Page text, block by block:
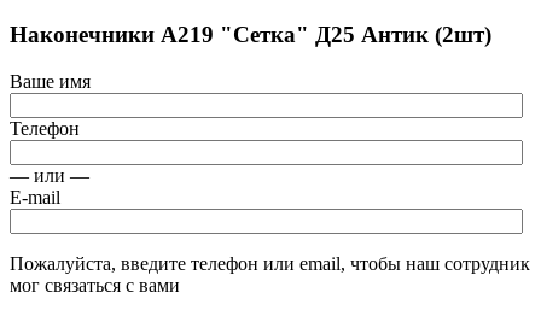
Наконечники А219 "Сетка" Д25 Антик (2шт)
Ваше имя
Телефон
— или —
E-mail
Пожалуйста, введите телефон или email, чтобы наш сотрудник
мог связаться с вами